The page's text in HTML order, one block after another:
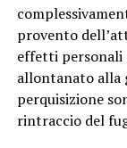
provento
effetti personali
allontanato alla
perquisizione
rintraccio del